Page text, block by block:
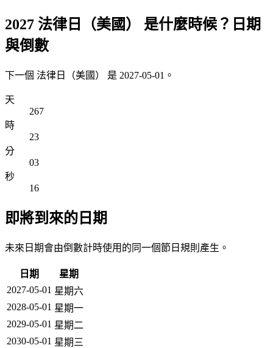
2027 法律日（美國） 是什麼時候？日期
與倒數
下一個 法律日（美國） 是 2027-05-01。
天
267
時
23
分
03
秒
16
即將到來的日期
未來日期會由倒數計時使用的同一個節日規則產生。
日期
星期
2027-05-01 星期六
2028-05-01 星期一
2029-05-01 星期二
2030-05-01 星期三